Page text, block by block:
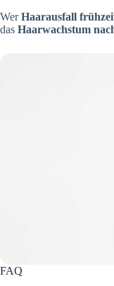
WerHaarausfall
das Haarwachstum
FAQ